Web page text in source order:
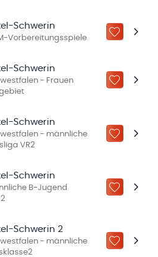
Schwerin
Vorbereitungsspiele ZU „MEINE
Schwerin
- Frauen
ZU „MEINE
Schwerin
- männliche
VR2
ZU „MEINE
Schwerin
B-Jugend
ZU „MEINE
Schwerin 2
- männliche
ZU „MEINE